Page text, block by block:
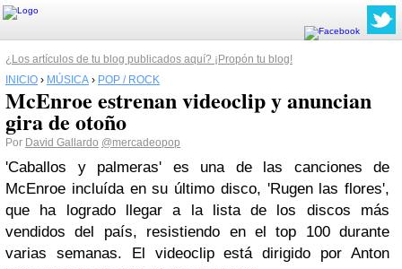
¿Los artículos de tu blog publicados aquí? ¡Propón tu blog!
INICIO › MÚSICA › POP / ROCK
McEnroe estrenan videoclip y anuncian
gira de otoño
Por David Gallardo @mercadeopop
'Caballos y palmeras' es una de las canciones de
McEnroe incluída en su último disco, 'Rugen las flores',
que ha logrado llegar a la lista de los discos más
vendidos del país, resistiendo en el top 100 durante
varias semanas. El videoclip está dirigido por Anton